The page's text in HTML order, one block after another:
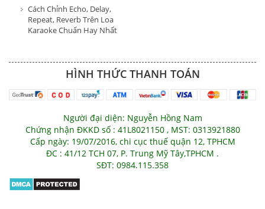
Cách Chỉnh Echo, Delay,
Repeat, Reverb Trên Loa
Karaoke Chuẩn Hay Nhất
HÌNH THỨC THANH TOÁN
Người đại diện: Nguyễn Hồng Nam
Chứng nhận ĐKKD số : 41L8021150 , MST: 0313921880
Cấp ngày: 19/07/2016, chi cục thuế quận 12, TPHCM
ĐC : 41/12 TCH 07, P. Trung Mỹ Tây,TPHCM .
SĐT: 0984.115.358